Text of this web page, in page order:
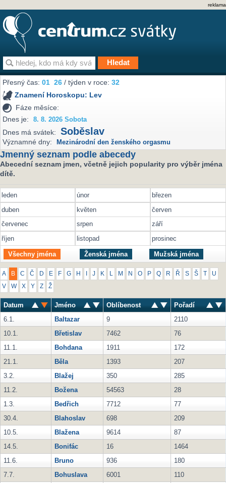
reklama
Přesný čas:01 26 / týden v roce:32
Znamení Horoskopu: Lev
Fáze měsíce:
Dnes je:
8. 8. 2026 Sobota
Dnes má svátek: Soběslav
Významné dny: Mezinárodní den ženského orgasmu
Jmenný seznam podle abecedy
Abecední seznam jmen, včetně jejich popularity pro výběr jména
dítě.
leden únor
březen
duben
květen
červen
červenec
srpen
září
říjen
listopad prosinec
Všechny jména Ženská jména Mužská jména
A B C Č D E F G H J K M N O P Q R Ř S Š U
V W X Y Z Ž
Datum Jméno Oblíbenost
Pořadí
6.1.
Baltazar 9
2110
10.1.
Břetislav 7462
76
11.1.
Bohdana 1911
172
21.1.
Běla 1393
207
3.2.
Blažej 350
285
11.2.
Božena 54563
28
1.3.
Bedřich 7712
77
30.4.
Blahoslav 698
209
10.5.
Blažena 9614
87
14.5.
Bonifác 16
1464
11.6.
Bruno 936
180
7.7.
Bohuslava 6001
110